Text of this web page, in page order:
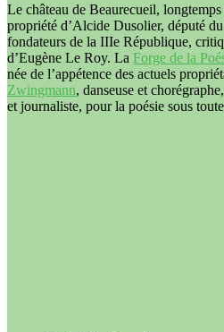
Le château de Beaurecueil,
propriété d’Alcide Dusolier, député
fondateurs de la IIIe République,
d’Eugène Le Roy. La Forge de la
née de l’appétence des actuels
Zwingmann, danseuse et
et journaliste, pour la poésie sous